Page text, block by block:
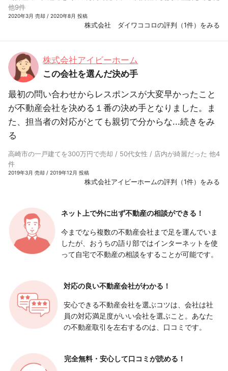
他9件
2020年3月 売却 / 2020年8月 投稿
株式会社 ダイワココロの評判（1件）をみる
株式会社アイビーホーム
この会社を選んだ決め手
最初の問い合わせからレスポンスが大変早かったこと
が不動産会社を決める１番の決め手となりました。ま
た、担当者の対応がとても親切で分からな...続きをみ
る
高崎市の一戸建てを300万円で売却 / 50代女性 / 店内が綺麗だった 他4
件
2019年3月 売却 / 2019年12月 投稿
株式会社アイビーホームの評判（1件）をみる
ネット上で外に出ず不動産の相談ができる！
今までなら複数の不動産会社まで足を運んでいま
したが、おうちの語り部ではインターネットを使
って自宅で不動産の相談をすることが可能です。
対応の良い不動産会社がわかる！
安心できる不動産会社を選ぶコツは、会社は社
員の対応満足度がいい会社を選ぶこと。あなた
の不動産取引を左右するのは、口コミです。
完全無料・安心して口コミが読める！